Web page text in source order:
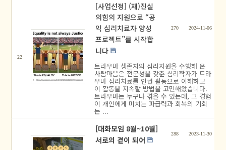
22
[사업선정] (재)진실
의힘의 지원으로 “공
익 심리치료자 양성
프로젝트”를 시작합
니다
270 2024-11-06
트라우마 생존자의 심리지원을 수행해 온
사람마음은 전문성을 갖춘 심리학자가 트라
우마 심리치료를 인권 활동으로 이해하고
이 활동을 지속할 방법을 고민해왔습니다.
트라우마는 누구나 겪을 수 있는데, 그 경험
이 개인에게 미치는 파급력과 회복의 기회
는 ...
[대화모임 8월~10월]
서로의 곁이 되어
288 2023-11-30